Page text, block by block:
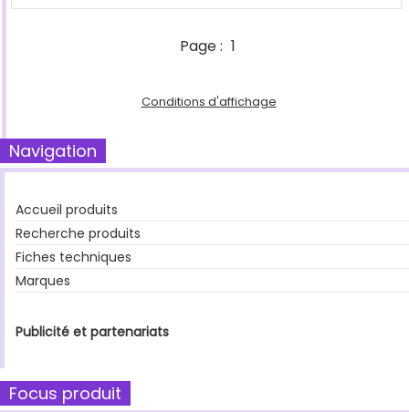
Page : 1
Conditions d'affichage
Navigation
Accueil produits
Recherche produits
Fiches techniques
Marques
Publicité et partenariats
Focus produit